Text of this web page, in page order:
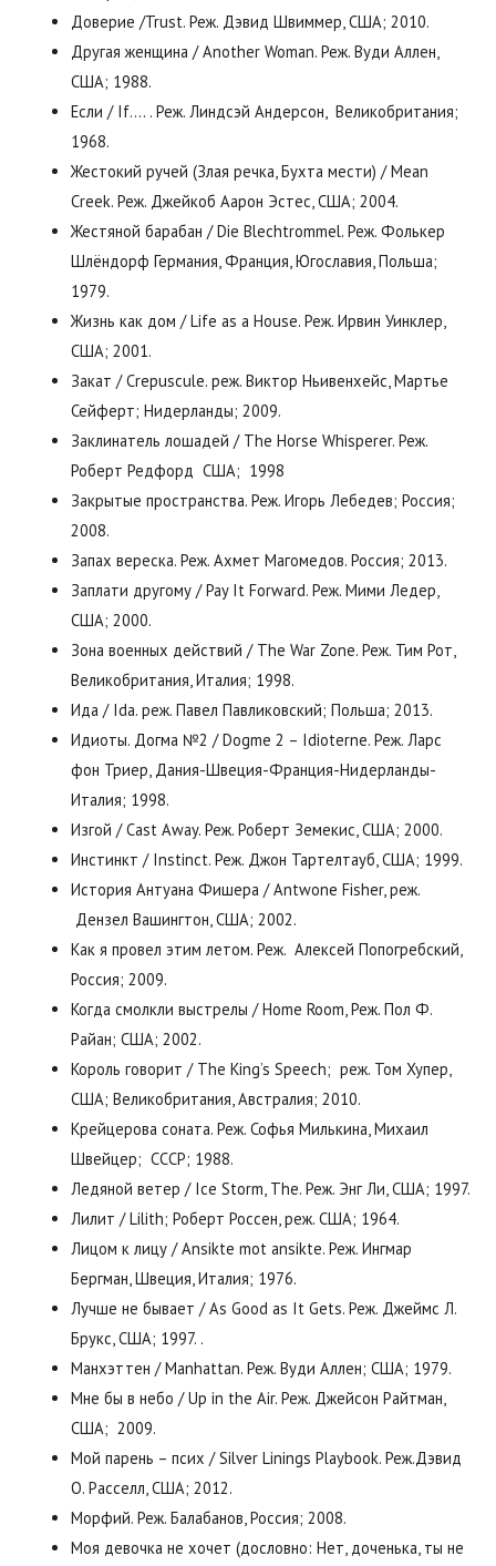
Доверие /Trust. Реж. Дэвид Швиммер, США; 2010.
Другая женщина / Another Woman. Реж. Вуди Аллен,
США; 1988.
Если / If…. . Реж. Линдсэй Андерсон, Великобритания;
1968.
Жестокий ручей (Злая речка, Бухта мести) / Mean
Creek. Реж. Джейкоб Аарон Эстес, США; 2004.
Жестяной барабан / Die Blechtrommel. Реж. Фолькер
Шлёндорф Германия, Франция, Югославия, Польша;
1979.
Жизнь как дом / Life as a House. Реж. Ирвин Уинклер,
США; 2001.
Закат / Crepuscule. реж. Виктор Ньивенхейс, Мартье
Сейферт; Нидерланды; 2009.
Заклинатель лошадей / The Horse Whisperer. Реж.
Роберт Редфорд США; 1998
Закрытые пространства. Реж. Игорь Лебедев; Россия;
2008.
Запах вереска. Реж. Ахмет Магомедов. Россия; 2013.
Заплати другому / Pay It Forward. Реж. Мими Ледер,
США; 2000.
Зона военных действий / The War Zone. Реж. Тим Рот,
Великобритания, Италия; 1998.
Ида / Ida. реж. Павел Павликовский; Польша; 2013.
Идиоты. Догма №2 / Dogme 2 – Idioterne. Реж. Ларс
фон Триер, Дания-Швеция-Франция-Нидерланды-
Италия; 1998.
Изгой / Cast Away. Реж. Роберт Земекис, США; 2000.
Инстинкт / Instinct. Реж. Джон Тартелтауб, США; 1999.
История Антуана Фишера / Antwone Fisher, реж.
Дензел Вашингтон, США; 2002.
Как я провел этим летом. Реж. Алексей Попогребский,
Россия; 2009.
Когда смолкли выстрелы / Home Room, Реж. Пол Ф.
Райан; США; 2002.
Король говорит / The King’s Speech; реж. Том Хупер,
США; Великобритания, Австралия; 2010.
Крейцерова соната. Реж. Софья Милькина, Михаил
Швейцер; СССР; 1988.
Ледяной ветер / Ice Storm, The. Реж. Энг Ли, США; 1997.
Лилит / Lilith; Роберт Россен, реж. США; 1964.
Лицом к лицу / Ansikte mot ansikte. Реж. Ингмар
Бергман, Швеция, Италия; 1976.
Лучше не бывает / As Good as It Gets. Реж. Джеймс Л.
Брукс, США; 1997. .
Манхэттен / Manhattan. Реж. Вуди Аллен; США; 1979.
Мне бы в небо / Up in the Air. Реж. Джейсон Райтман,
США; 2009.
Мой парень – псих / Silver Linings Playbook. Реж.Дэвид
О. Расселл, США; 2012.
Морфий. Реж. Балабанов, Россия; 2008.
Моя девочка не хочет (дословно: Нет, доченька, ты не